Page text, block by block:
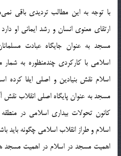
با توجه به این مطالب تردیدی باقی
ارتقای معنوی انسان و رشد ایمانی او
مسجد به عنوان جایگاه عبادت
اسلامی با کارکردی چندمنظوره به
اسلام نقش بنیادین و اصلی ایفا کرده
مسجد به عنوان پایگاه اصلی انقلاب نقش
کانون تحولات بیداری اسلامی در
اسلام و طراز انقلاب اسلامی چگونه باید
اهمیت مسجد در اسلام در اهمیت مسجد